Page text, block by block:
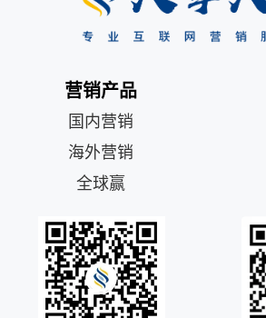
营销产品
国内营销
海外营销
全球赢